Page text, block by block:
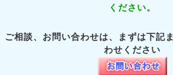
ください。
ご相談、お問い合わせは、まずは下記
わせください